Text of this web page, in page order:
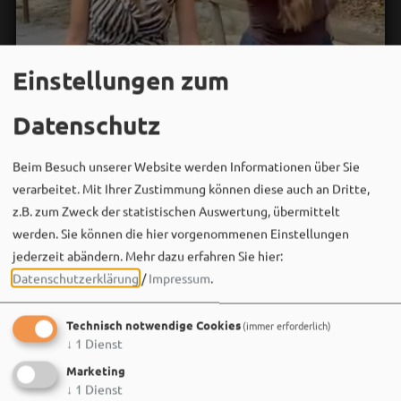
Bergwaldtheater
Sei wie Luisa & Chiara!
Komm am 08.08. ins Bergwaldtheater und hol dir deinen
neuen Ohrwurm. 🎤✨
Einstellungen zum
Datenschutz
Beim Besuch unserer Website werden Informationen über Sie
verarbeitet. Mit Ihrer Zustimmung können diese auch an Dritte,
z.B. zum Zweck der statistischen Auswertung, übermittelt
werden. Sie können die hier vorgenommenen Einstellungen
jederzeit abändern. Mehr dazu erfahren Sie hier:
Datenschutzerklärung /Impressum.
Technisch notwendige Cookies(immer erforderlich)
↓ 1 Dienst
Marketing
↓ 1 Dienst